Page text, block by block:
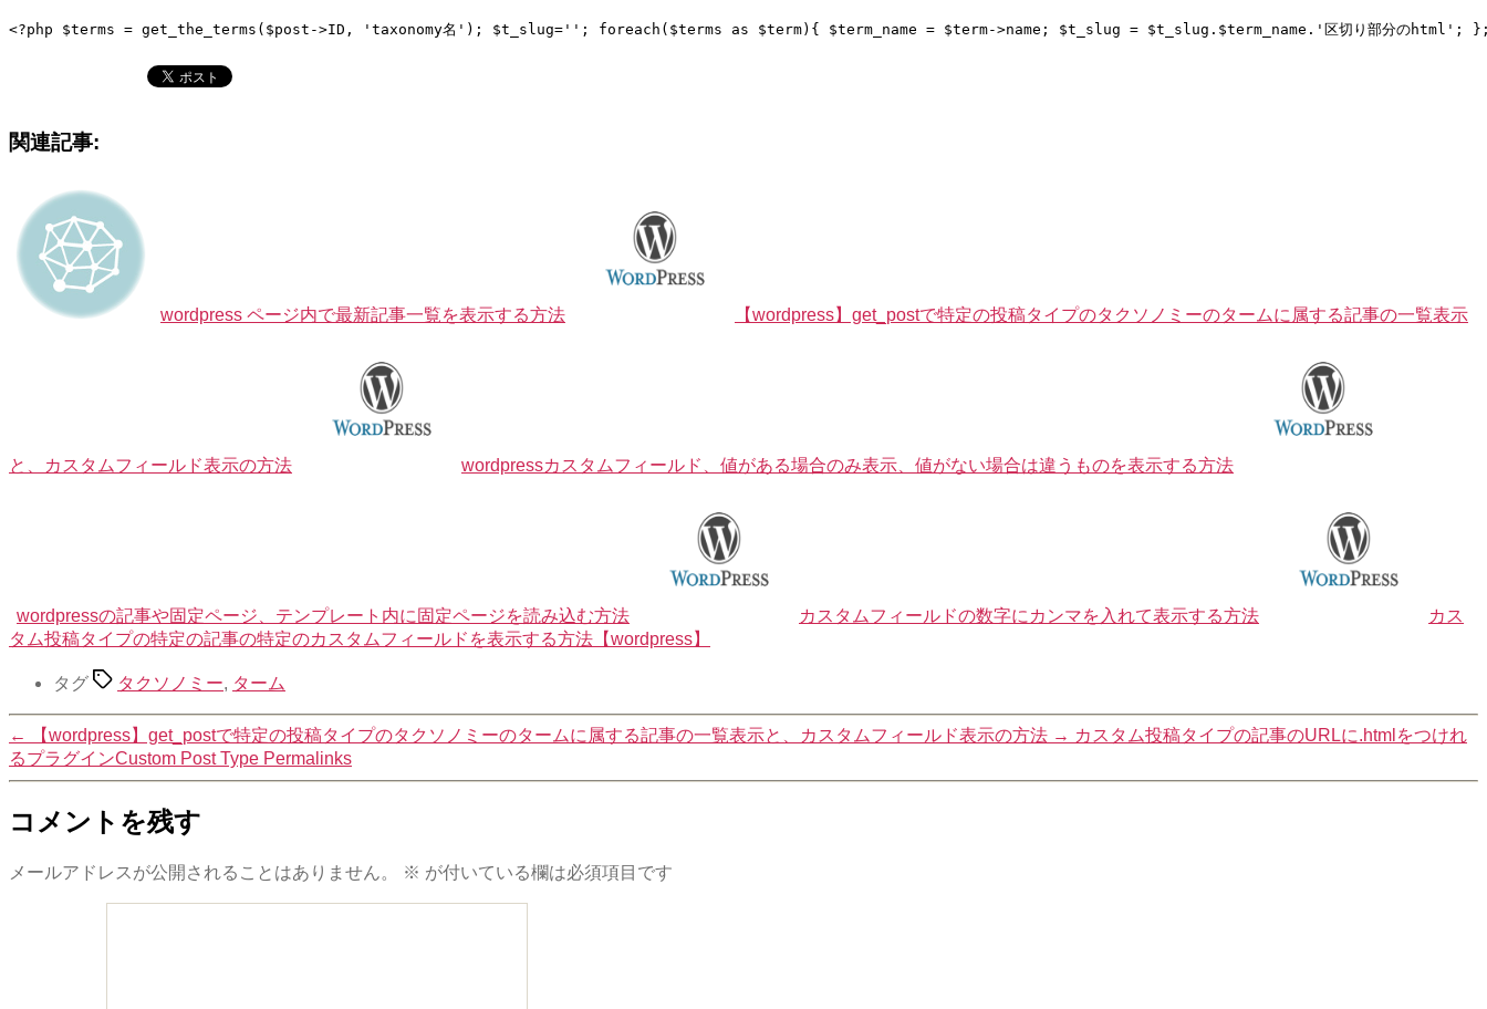
関連記事:
wordpress ページ内で最新記事一覧を表示する方法 【wordpress】get_postで特定の投稿タイプのタクソノミーのタームに属する記事の一覧表示
と、カスタムフィールド表示の方法 wordpressカスタムフィールド、値がある場合のみ表示、値がない場合は違うものを表示する方法
wordpressの記事や固定ページ、テンプレート内に固定ページを読み込む方法 カスタムフィールドの数字にカンマを入れて表示する方法
カス
タム投稿タイプの特定の記事の特定のカスタムフィールドを表示する方法【wordpress】
タグ タクソノミー, ターム
← 【wordpress】get_postで特定の投稿タイプのタクソノミーのタームに属する記事の一覧表示と、カスタムフィールド表示の方法 → カスタム投稿タイプの記事のURLに.htmlをつけれ
るプラグインCustom Post Type Permalinks
コメントを残す
メールアドレスが公開されることはありません。 ※ が付いている欄は必須項目です